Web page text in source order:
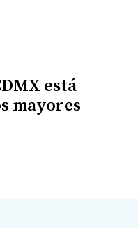
está
mayores